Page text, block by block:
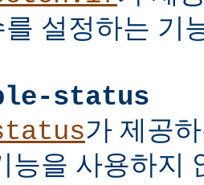
를 설정하는 기
status
가 제공
능을 사용하지